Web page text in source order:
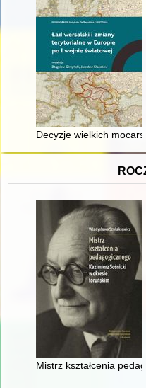
Decyzje wielkich
Mistrz kształcenia